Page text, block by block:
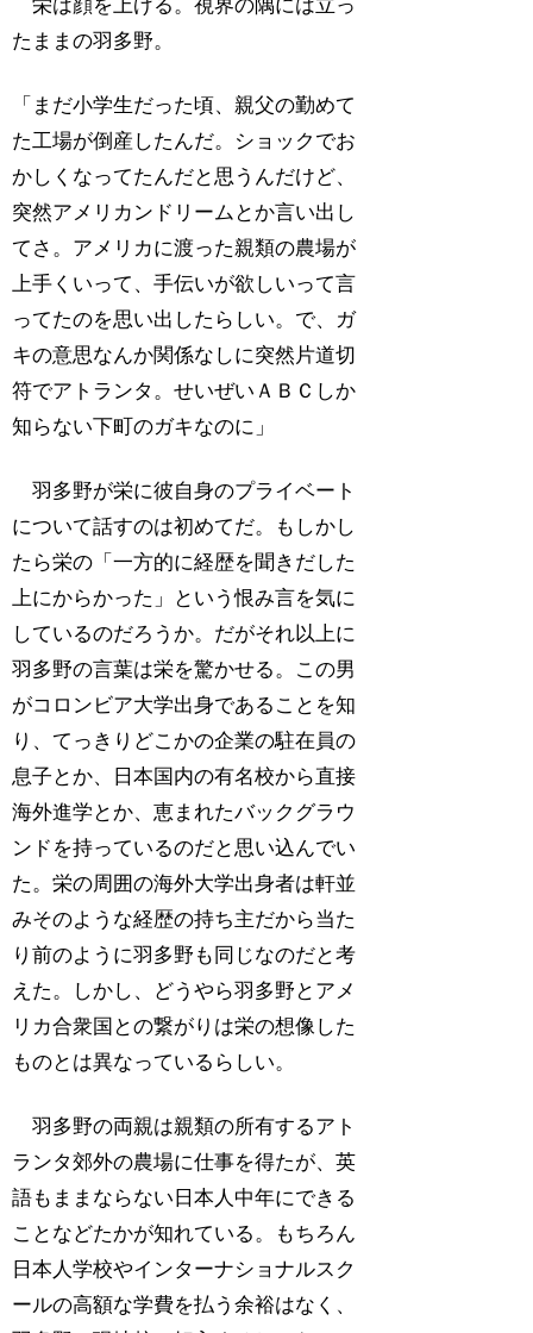
栄は顔を上げる。視界の隅には立っ
たままの羽多野。
「まだ小学生だった頃、親父の勤めて
た工場が倒産したんだ。ショックでお
かしくなってたんだと思うんだけど、
突然アメリカンドリームとか言い出し
てさ。アメリカに渡った親類の農場が
上手くいって、手伝いが欲しいって言
ってたのを思い出したらしい。で、ガ
キの意思なんか関係なしに突然片道切
符でアトランタ。せいぜいＡＢＣしか
知らない下町のガキなのに」
羽多野が栄に彼自身のプライベート
について話すのは初めてだ。もしかし
たら栄の「一方的に経歴を聞きだした
上にからかった」という恨み言を気に
しているのだろうか。だがそれ以上に
羽多野の言葉は栄を驚かせる。この男
がコロンビア大学出身であることを知
り、てっきりどこかの企業の駐在員の
息子とか、日本国内の有名校から直接
海外進学とか、恵まれたバックグラウ
ンドを持っているのだと思い込んでい
た。栄の周囲の海外大学出身者は軒並
みそのような経歴の持ち主だから当た
り前のように羽多野も同じなのだと考
えた。しかし、どうやら羽多野とアメ
リカ合衆国との繋がりは栄の想像した
ものとは異なっているらしい。
羽多野の両親は親類の所有するアト
ランタ郊外の農場に仕事を得たが、英
語もままならない日本人中年にできる
ことなどたかが知れている。もちろん
日本人学校やインターナショナルスク
ールの高額な学費を払う余裕はなく、